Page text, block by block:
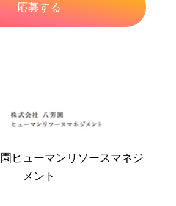
ヒューマンリソースマネジ
メント